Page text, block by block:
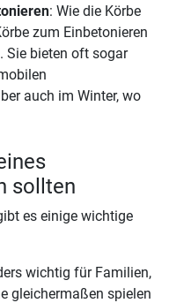
: Wie die Körbe
zum Einbetonieren
Sie bieten oft sogar
auch im Winter, wo
sollten
es einige wichtige
wichtig für Familien,
gleichermaßen spielen